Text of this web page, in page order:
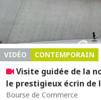
VIDÉO CONTEMPORAIN
Visite guidée de la
le prestigieux écrin de
Bourse de Commerce